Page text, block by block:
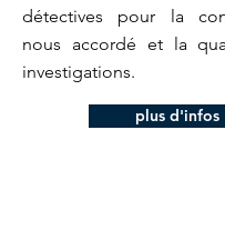
détectives pour la
nous accordé et la
investigations.
plus d'infos